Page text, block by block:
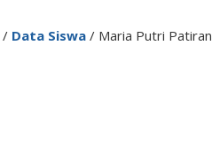
/ Data Siswa / Maria Putri Patiran